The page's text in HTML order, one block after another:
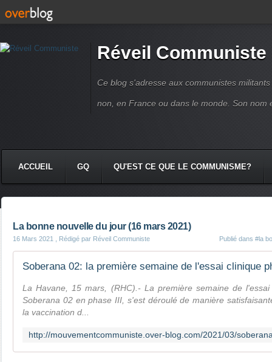
Réveil Communiste
Ce blog s'adresse aux communistes
non, en France ou dans le monde. Son nom
ACCUEIL GQ QU'EST CE QUE LE COMMUNISME?
La bonne nouvelle du jour (16 mars 2021)
16 Mars 2021 , Rédigé par Réveil Communiste Publié dans #la
La Havane, 15 mars, (RHC).- La première semaine de
Soberana 02 en phase III, s'est déroulé de manière
la vaccination d...